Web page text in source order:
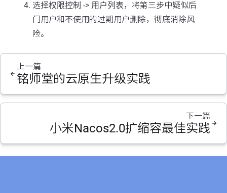
选择权限控制 -> 用户列表，将第三步中疑似后
门用户和不使用的过期用户删除，彻底消除风
险。
上一篇
铭师堂的云原生升级实践
下一篇
小米Nacos2.0扩缩容最佳实践